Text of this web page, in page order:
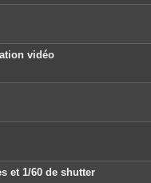
e
vidéo
et 1/60 de shutter